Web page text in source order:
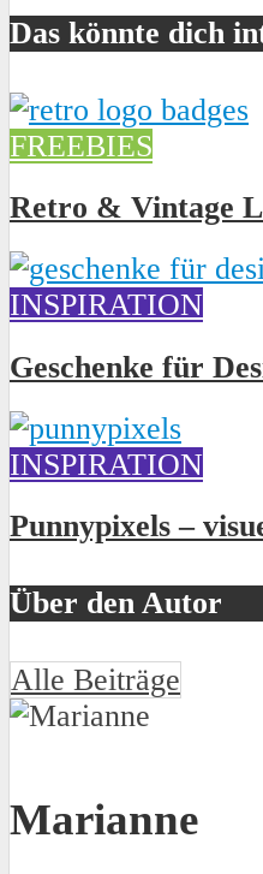
Das könnte dich
FREEBIES
Retro & Vintage
INSPIRATION
Geschenke für
INSPIRATION
Punnypixels –
Über den Autor
Alle Beiträge
Marianne